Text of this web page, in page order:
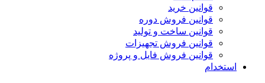
قوانین خرید
قوانین فروش دوره
قوانین ساخت و تولید
قوانین فروش تجهیزات
قوانین فروش فایل و پروژه
استخدام